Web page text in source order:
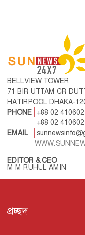
BELLVIEW TOWER
71 BIR UTTAM CR
HATIRPOOL DHAKA-
PHONE
+88 02
+88 02
EMAIL
EDITOR & CEO
M M RUHUL AMIN
প্রচ্ছদ